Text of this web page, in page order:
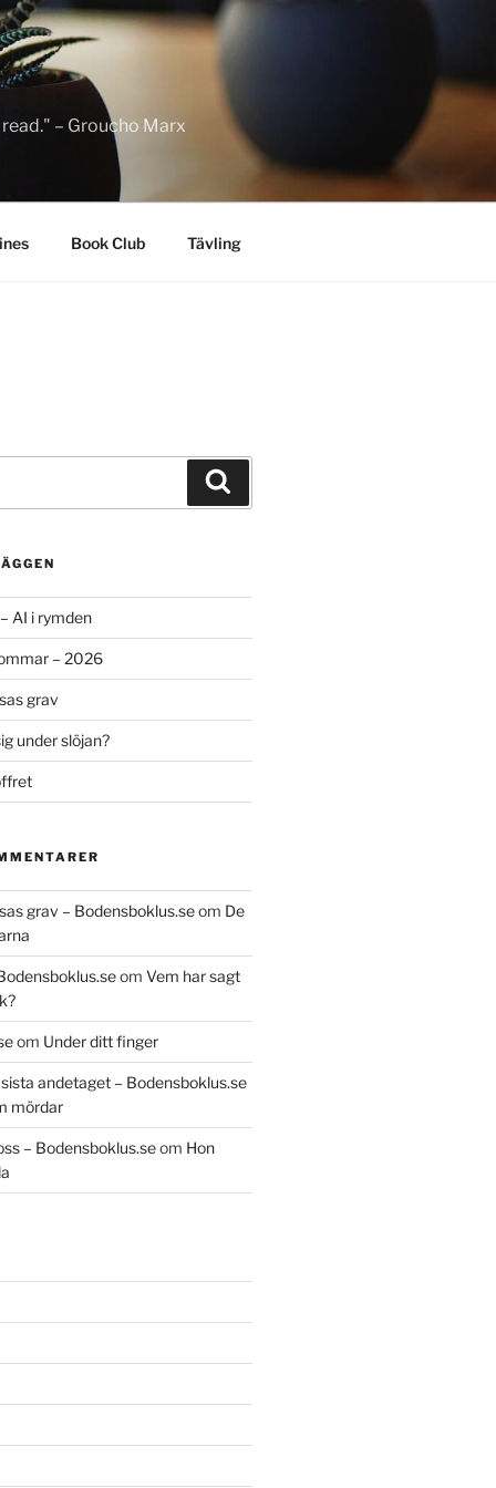
– Groucho Marx
Book Club Tävling
AI i rymden
– 2026
grav
under slöjan?
grav – Bodensboklus.seom De
om Vem har sagt
om Under ditt finger
andetaget – Bodensboklus.se
mördar
– Bodensboklus.seom Hon